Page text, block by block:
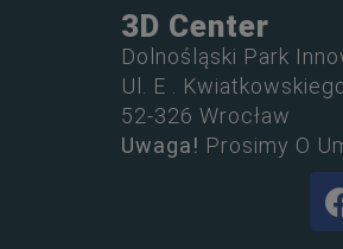
3D Center
Dolnośląski Park
Ul. E .
52-326 Wrocław
Uwaga! Prosimy O